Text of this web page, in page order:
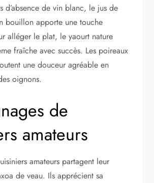
d’absence de vin blanc, le jus de
bouillon apporte une touche
alléger le plat, le yaourt nature
fraîche avec succès. Les poireaux
une douceur agréable en
oignons.
de
amateurs
amateurs partagent leur
de veau. Ils apprécient sa